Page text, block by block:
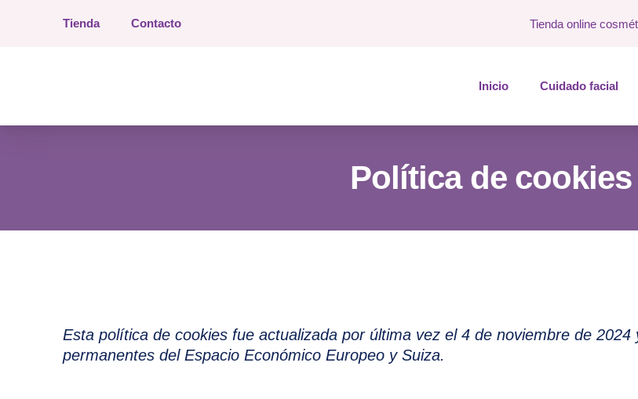
Tienda Contacto
Tienda online
Inicio Cuidado facial
Política de cookies
Esta política de cookies fue actualizada por última vez el 4 de noviembre de
permanentes del Espacio Económico Europeo y Suiza.